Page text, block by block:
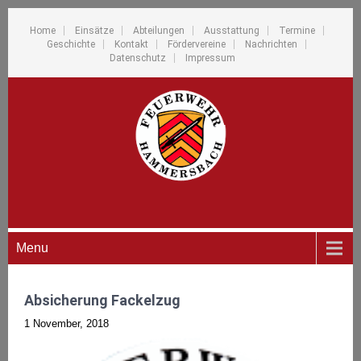
Home Einsätze Abteilungen Ausstattung
Termine
Geschichte
Kontakt Fördervereine
Nachrichten
Datenschutz
Impressum
Menu
Absicherung Fackelzug
1 November, 2018